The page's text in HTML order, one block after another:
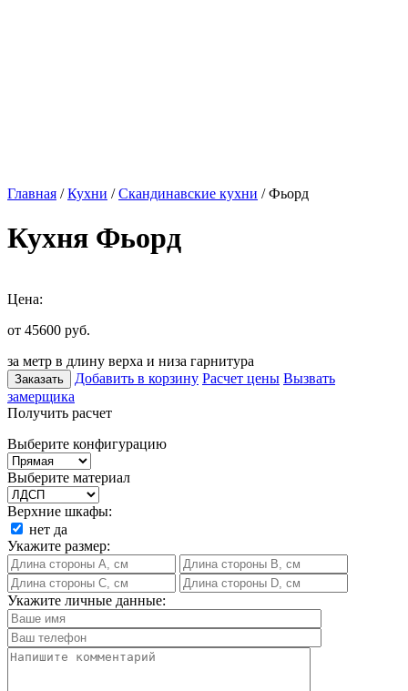
Главная /Кухни /Скандинавские кухни / Фьорд
Кухня Фьорд
Цена:
от 45600 руб.
за метр в длину верха и низа гарнитура
Заказать Добавить в корзину Расчет цены Вызвать
замерщика
Получить расчет
Выберите конфигурацию
Выберите материал
Верхние шкафы:
нет да
Укажите размер:
Укажите личные данные: